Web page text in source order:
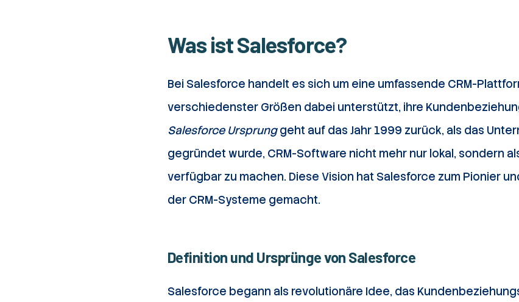
Was ist Salesforce?
Bei Salesforce handelt es sich um eine umfassende CRM-
verschiedenster Größen dabei unterstützt, ihre
Salesforce Ursprunggeht auf das Jahr 1999 zurück, als das
gegründet wurde, CRM-Software nicht mehr nur lokal, sondern
verfügbar zu machen. Diese Vision hat Salesforce zum Pionier
der CRM-Systeme gemacht.
Definition und Ursprünge von Salesforce
Salesforce begann als revolutionäre Idee, das